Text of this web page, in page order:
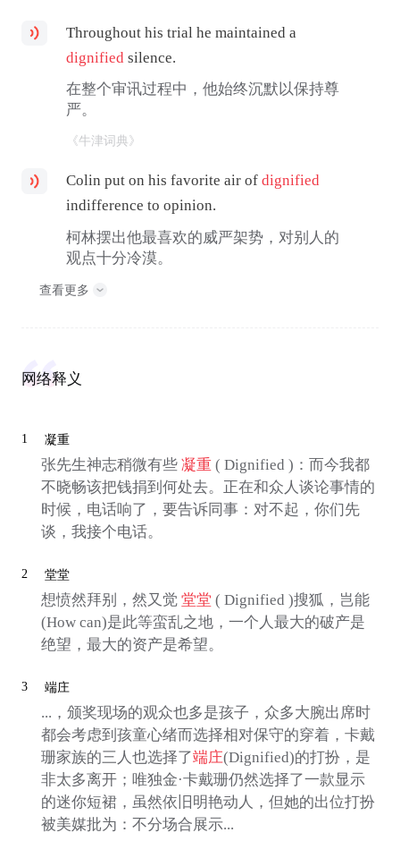
Throughout his trial he maintained a
dignified silence.
在整个审讯过程中，他始终沉默以保持尊
严。
《牛津词典》
Colin put on his favorite air ofdignified
indifference to opinion.
柯林摆出他最喜欢的威严架势，对别人的
观点十分冷漠。
查看更多
网络释义
1 凝重
张先生神志稍微有些 凝重( Dignified )：而今我都
不晓畅该把钱捐到何处去。正在和众人谈论事情的
时候，电话响了，要告诉同事：对不起，你们先
谈，我接个电话。
2 堂堂
想愤然拜别，然又觉 堂堂 ( Dignified )搜狐，岂能
(How can)是此等蛮乱之地，一个人最大的破产是
绝望，最大的资产是希望。
3 端庄
...，颁奖现场的观众也多是孩子，众多大腕出席时
都会考虑到孩童心绪而选择相对保守的穿着，卡戴
珊家族的三人也选择了端庄(Dignified)的打扮，是
非太多离开；唯独金·卡戴珊仍然选择了一款显示
的迷你短裙，虽然依旧明艳动人，但她的出位打扮
被美媒批为：不分场合展示...